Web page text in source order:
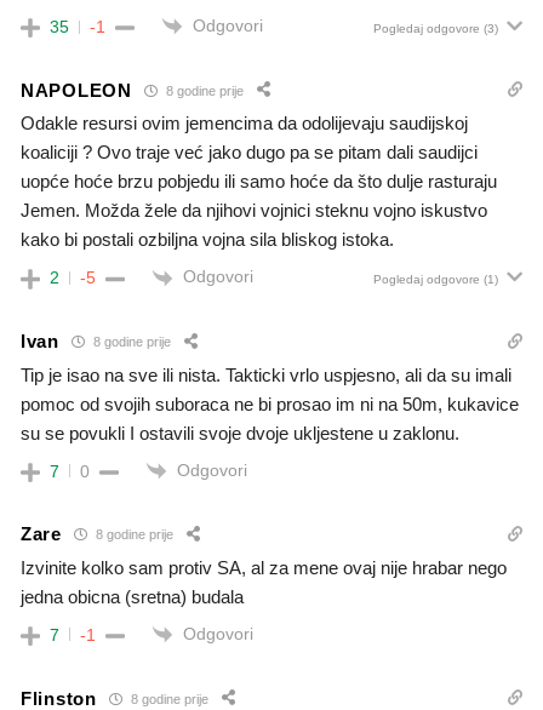
35 -1 Odgovori Pogledaj odgovore (3)
NAPOLEON 8 godine prije
Odakle resursi ovim jemencima da odolijevaju saudijskoj
koaliciji ? Ovo traje već jako dugo pa se pitam dali saudijci
uopće hoće brzu pobjedu ili samo hoće da što dulje rasturaju
Jemen. Možda žele da njihovi vojnici steknu vojno iskustvo
kako bi postali ozbiljna vojna sila bliskog istoka.
2 -5 Odgovori Pogledaj odgovore (1)
Ivan 8 godine prije
Tip je isao na sve ili nista. Takticki vrlo uspjesno, ali da su imali
pomoc od svojih suboraca ne bi prosao im ni na 50m, kukavice
su se povukli I ostavili svoje dvoje ukljestene u zaklonu.
7 0 Odgovori
Zare 8 godine prije
Izvinite kolko sam protiv SA, al za mene ovaj nije hrabar nego
jedna obicna (sretna) budala
7 -1 Odgovori
Flinston 8 godine prije